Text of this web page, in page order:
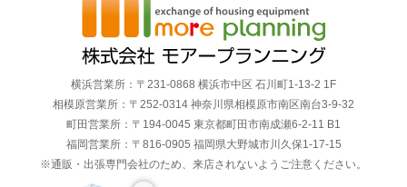
横浜営業所：〒231-0868 横浜市中区 石川町1-13-2 1F
相模原営業所：〒252-0314 神奈川県相模原市南区南台3-9-32
町田営業所：〒194-0045 東京都町田市南成瀬6-2-11 B1
福岡営業所：〒816-0905 福岡県大野城市川久保1-17-15
※通販・出張専門会社のため、来店されないようご注意ください。